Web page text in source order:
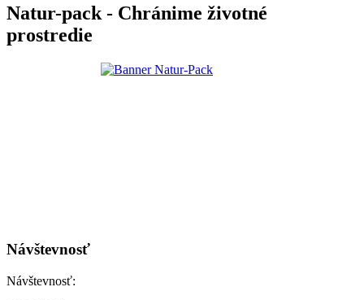
Natur-pack - Chránime životné
prostredie
Návštevnosť
Návštevnosť: